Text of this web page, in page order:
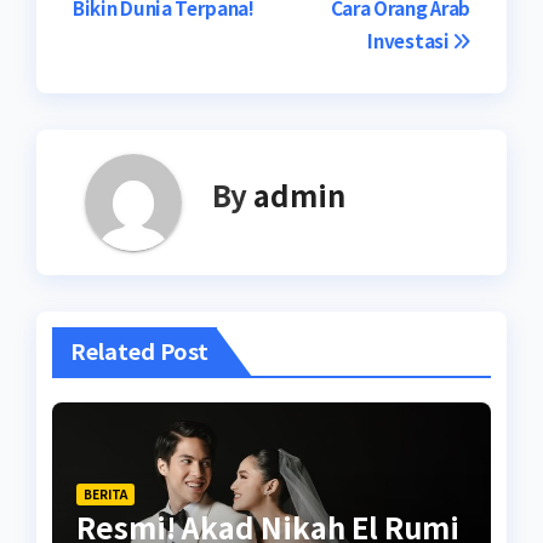
Cara Orang Arab
Investasi
Bikin Dunia Terpana!
Byadmin
Related Post
BERITA
Resmi! Akad Nikah El Rumi